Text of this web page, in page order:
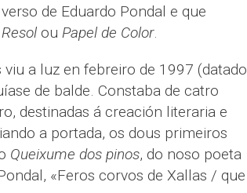
de Eduardo Pondal e que
Resol ou Papel de Color.
a luz en febreiro de 1997 (datado
de balde. Constaba de catro
destinadas á creación literaria e
a portada, os dous primeiros
Queixume dos pinos, do noso poeta
«Feros corvos de Xallas / que